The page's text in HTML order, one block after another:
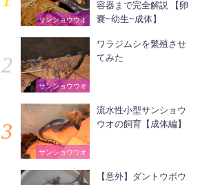
サンショウウオ
容器まで完全解説 【卵
嚢~幼生~成体】
サンショウウオ
ワラジムシを繁殖させ
てみた
サンショウウオ
流水性小型サンショウ
ウオの飼育【成体編】
【意外】ダントウボウ